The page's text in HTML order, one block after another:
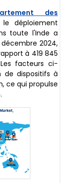
des
déploiement
toute l'Inde a
2024,
à 419 845
facteurs ci-
de dispositifs à
ce qui propulse